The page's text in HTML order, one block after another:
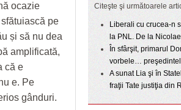
se mută în conducere la
Claudiu Mihălceanu
all
ocazie
pe
și să nu dea
amplificată,
că e
e. Pe
gânduri.
Citeşte şi următoarele
Liberali cu crucea-n
la PNL. De la
În sfârşit, primarul
vorbele…
A sunat Lia şi în
fraţii Tate justiţia din